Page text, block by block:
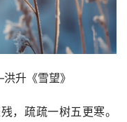
升《雪望》
，疏疏一树五更寒。